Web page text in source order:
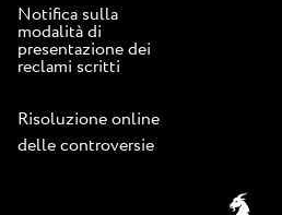
Notifica sulla
modalità di
presentazione dei
reclami scritti
Risoluzione online
delle controversie